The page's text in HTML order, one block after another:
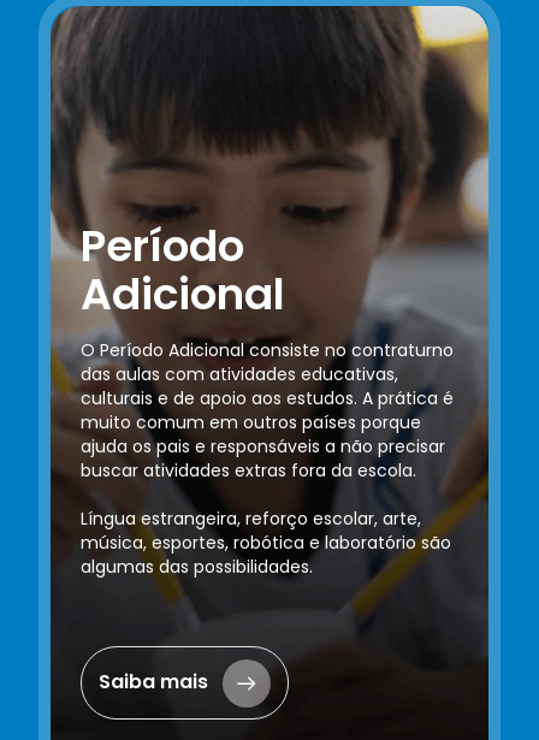
Período
Adicional
O Período Adicional consiste no contraturno
das aulas com atividades educativas,
culturais e de apoio aos estudos. A prática é
muito comum em outros países porque
ajuda os pais e responsáveis a não precisar
buscar atividades extras fora da escola.
Língua estrangeira, reforço escolar, arte,
música, esportes, robótica e laboratório são
algumas das possibilidades.
Saiba mais